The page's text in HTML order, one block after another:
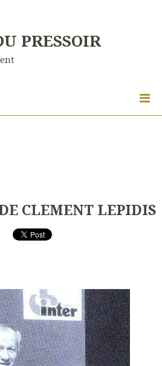
PRESSOIR
CLEMENT LEPIDIS